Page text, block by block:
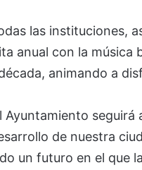
las instituciones,
anual con la música
animando a
Ayuntamiento
de nuestra
un futuro en el que